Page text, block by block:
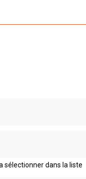
sélectionner dans la liste